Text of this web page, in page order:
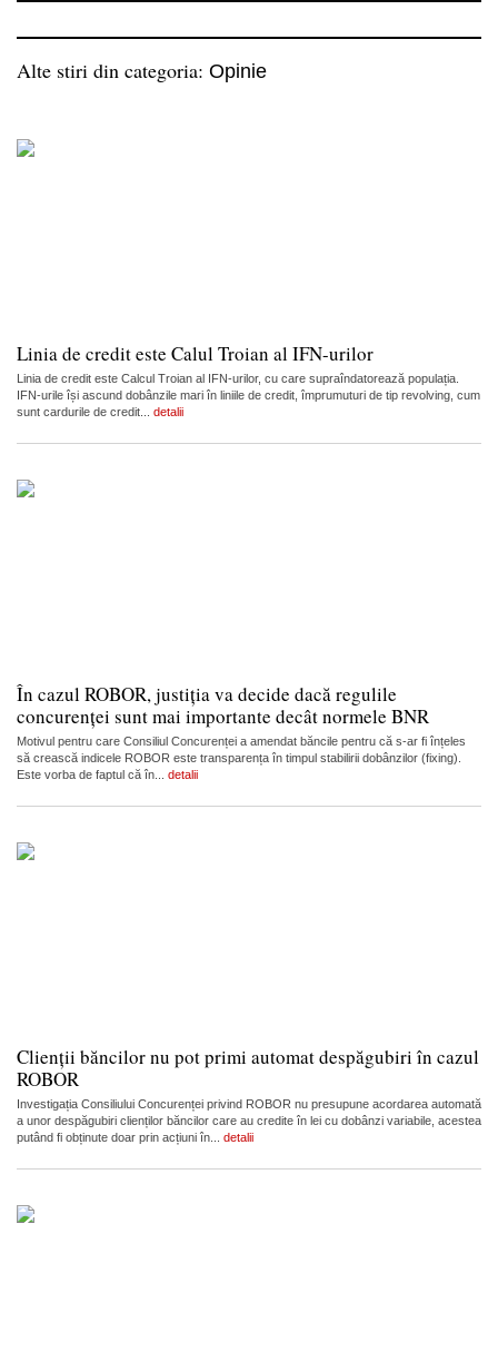
Alte stiri din categoria: Opinie
Linia de credit este Calul Troian al IFN-urilor
Linia de credit este Calcul Troian al IFN-urilor, cu care supraîndatorează populația.
IFN-urile își ascund dobânzile mari în liniile de credit, împrumuturi de tip revolving, cum
sunt cardurile de credit... detalii
În cazul ROBOR, justiția va decide dacă regulile
concurenței sunt mai importante decât normele BNR
Motivul pentru care Consiliul Concurenței a amendat băncile pentru că s-ar fi înțeles
să crească indicele ROBOR este transparența în timpul stabilirii dobânzilor (fixing).
Este vorba de faptul că în... detalii
Clienții băncilor nu pot primi automat despăgubiri în cazul
ROBOR
Investigația Consiliului Concurenței privind ROBOR nu presupune acordarea automată
a unor despăgubiri clienților băncilor care au credite în lei cu dobânzi variabile, acestea
putând fi obținute doar prin acțiuni în... detalii